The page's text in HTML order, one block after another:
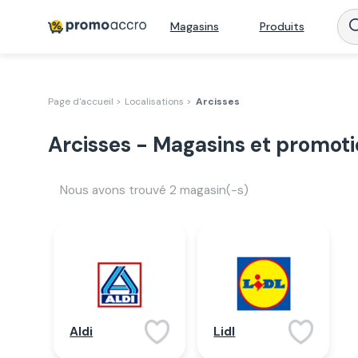
Magasins Produits
Page d'accueil > Localisations > Arcisses
Arcisses - Magasins et
Nous avons trouvé 2 magasin(-s)
Aldi Lidl